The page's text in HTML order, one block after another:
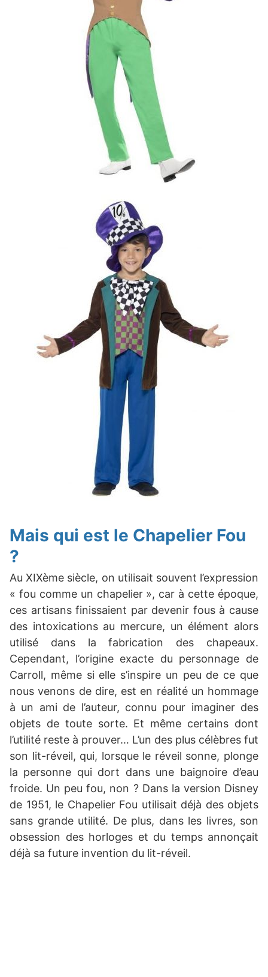
Mais qui est le Chapelier Fou
?
Au XIXème siècle, on utilisait souvent l’expression
« fou comme un chapelier », car à cette époque,
ces artisans finissaient par devenir fous à cause
des intoxications au mercure, un élément alors
utilisé dans la fabrication des chapeaux.
Cependant, l’origine exacte du personnage de
Carroll, même si elle s’inspire un peu de ce que
nous venons de dire, est en réalité un hommage
à un ami de l’auteur, connu pour imaginer des
objets de toute sorte. Et même certains dont
l’utilité reste à prouver… L’un des plus célèbres fut
son lit-réveil, qui, lorsque le réveil sonne, plonge
la personne qui dort dans une baignoire d’eau
froide. Un peu fou, non ? Dans la version Disney
de 1951, le Chapelier Fou utilisait déjà des objets
sans grande utilité. De plus, dans les livres, son
obsession des horloges et du temps annonçait
déjà sa future invention du lit-réveil.